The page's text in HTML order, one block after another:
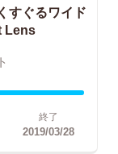
すぐるワイド
Lens
終了
2019/03/28